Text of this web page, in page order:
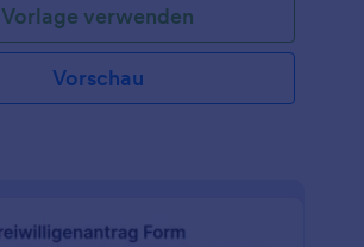
Vorlage verwenden
Vorschau